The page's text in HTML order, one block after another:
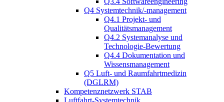
Q4 Systemtechnik/-management
Q4.1 Projekt- und
Qualitätsmanagement
Q4.2 Systemanalyse und
Technologie-Bewertung
Q4.4 Dokumentation und
Wissensmanagement
Q5 Luft- und Raumfahrtmedizin
(DGLRM)
Kompetenznetzwerk STAB
Luftfahrt-Systemtechnik